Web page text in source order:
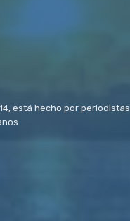
está hecho por periodistas